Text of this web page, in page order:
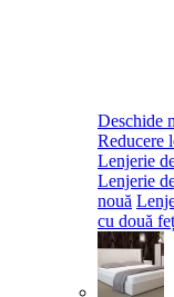
Deschide
Reducere
Lenjerie
Lenjerie
nouă
cu două